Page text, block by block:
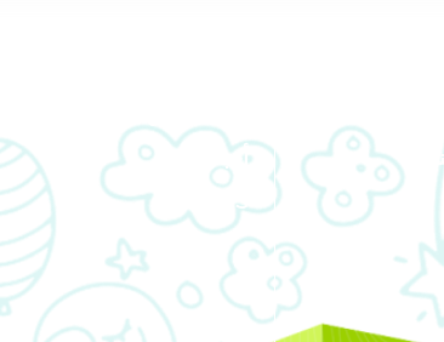
أخبار
EVENTS